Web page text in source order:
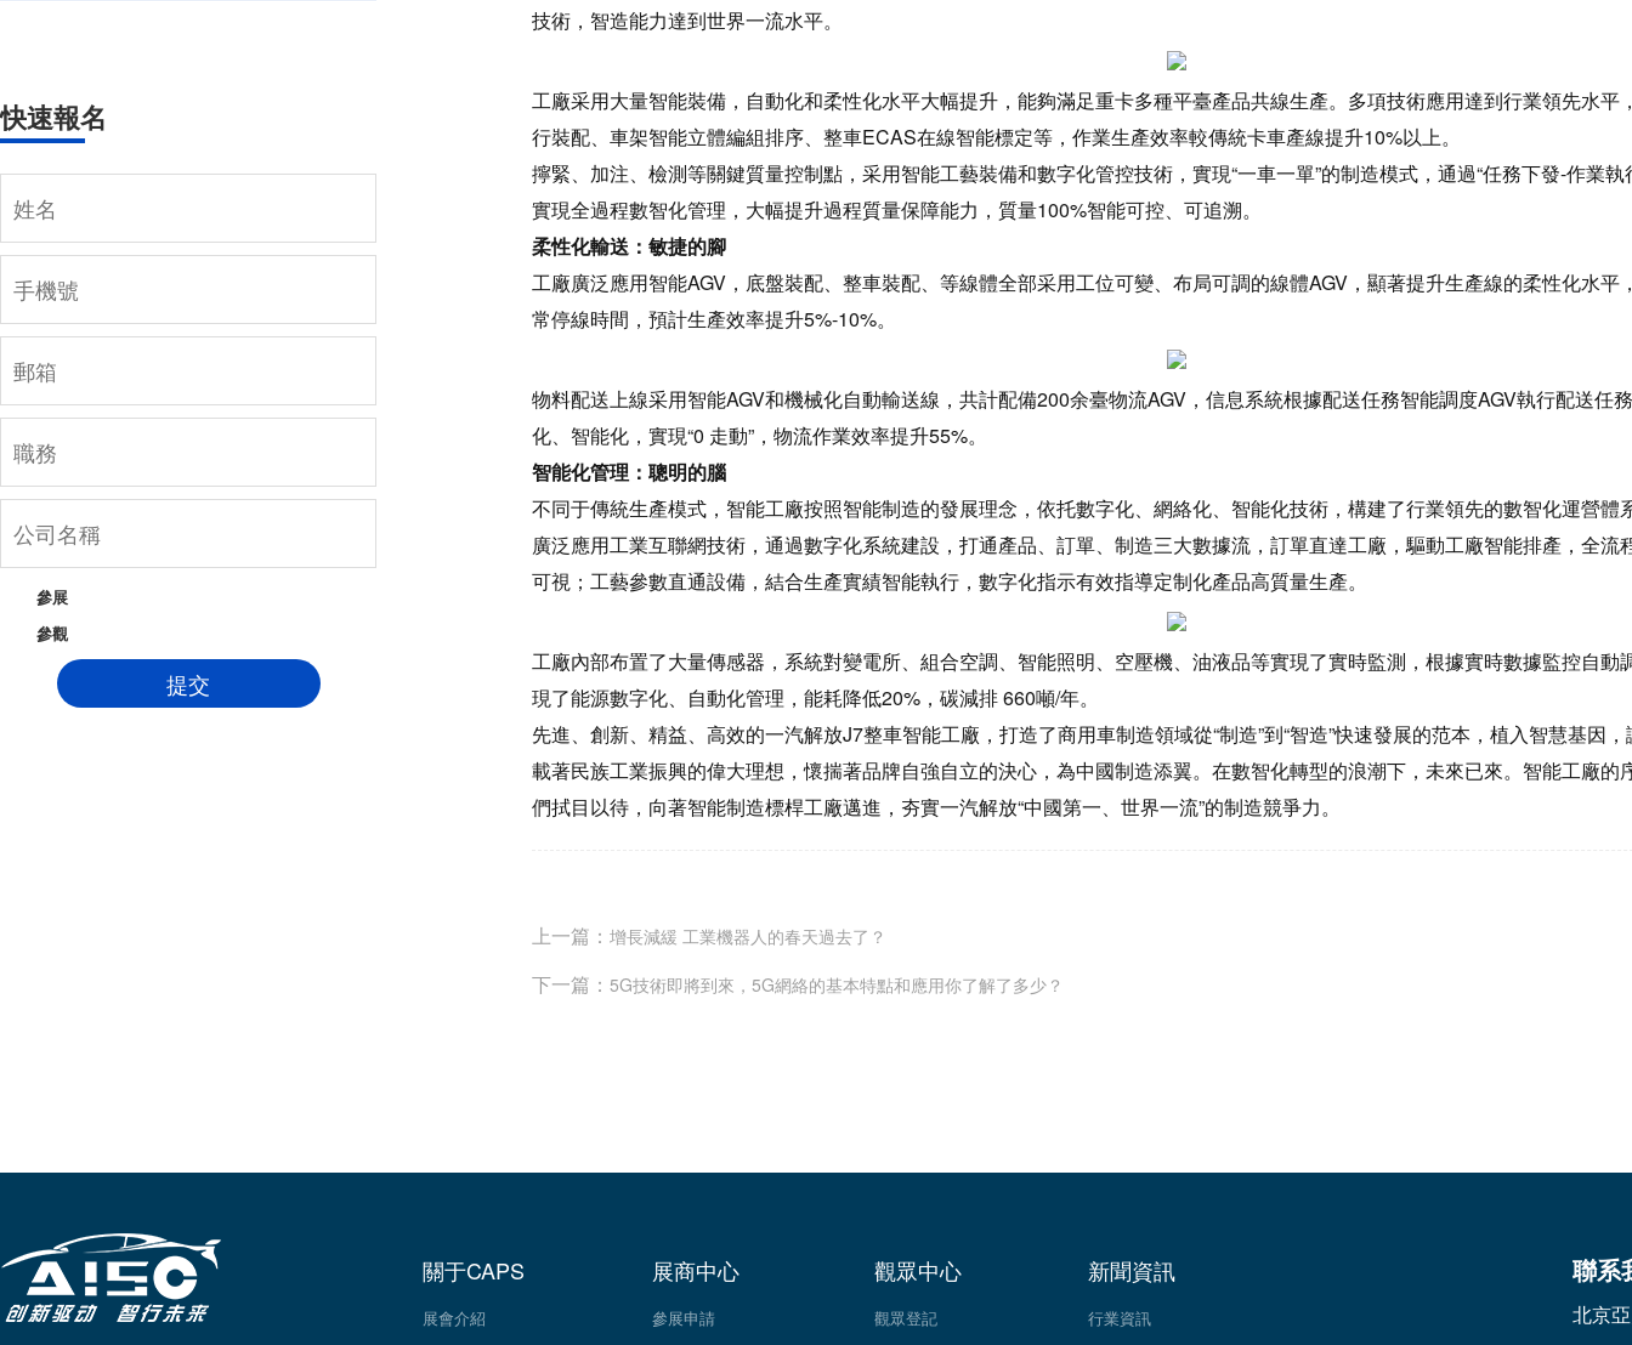
快速報名
參展
參觀
技術，智造能力達到世界一流水平。
工廠采用大量智能裝備，自動化和柔性化水平大幅提升，能夠滿足重卡多種平臺產品共線生產。多項技術應用達到行業領先水平
行裝配、車架智能立體編組排序、整車ECAS在線智能標定等，作業生產效率較傳統卡車產線提升10%以上。
擰緊、加注、檢測等關鍵質量控制點，采用智能工藝裝備和數字化管控技術，實現“一車一單”的制造模式，通過“任務下發-作業執
實現全過程數智化管理，大幅提升過程質量保障能力，質量100%智能可控、可追溯。
柔性化輸送：敏捷的腳
工廠廣泛應用智能AGV，底盤裝配、整車裝配、等線體全部采用工位可變、布局可調的線體AGV，顯著提升生產線的柔性化水平
常停線時間，預計生產效率提升5%-10%。
物料配送上線采用智能AGV和機械化自動輸送線，共計配備200余臺物流AGV，信息系統根據配送任務智能調度AGV執行配送任
化、智能化，實現“0 走動”，物流作業效率提升55%。
智能化管理：聰明的腦
不同于傳統生產模式，智能工廠按照智能制造的發展理念，依托數字化、網絡化、智能化技術，構建了行業領先的數智化運營體
廣泛應用工業互聯網技術，通過數字化系統建設，打通產品、訂單、制造三大數據流，訂單直達工廠，驅動工廠智能排產，全流
可視；工藝參數直通設備，結合生產實績智能執行，數字化指示有效指導定制化產品高質量生產。
工廠內部布置了大量傳感器，系統對變電所、組合空調、智能照明、空壓機、油液品等實現了實時監測，根據實時數據監控自動
現了能源數字化、自動化管理，能耗降低20%，碳減排 660噸/年。
先進、創新、精益、高效的一汽解放J7整車智能工廠，打造了商用車制造領域從“制造”到“智造”快速發展的范本，植入智慧基因
載著民族工業振興的偉大理想，懷揣著品牌自強自立的決心，為中國制造添翼。在數智化轉型的浪潮下，未來已來。智能工廠的
們拭目以待，向著智能制造標桿工廠邁進，夯實一汽解放“中國第一、世界一流”的制造競爭力。
上一篇： 增長減緩 工業機器人的春天過去了？
下一篇： 5G技術即將到來，5G網絡的基本特點和應用你了解了多少？
關于CAPS
展會介紹
展商中心
參展申請
觀眾中心
觀眾登記
新聞資訊
行業資訊
聯系
北京